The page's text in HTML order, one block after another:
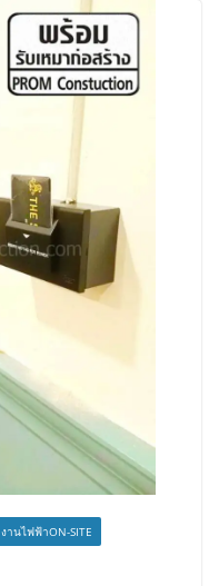
งานไฟฟ้าON-SITE